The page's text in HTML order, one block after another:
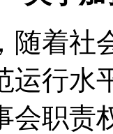
随着社
运行水
会职责